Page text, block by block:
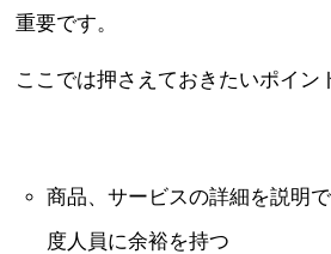
重要です。
ここでは押さえておきたいポイン
商品、サービスの詳細を説明
度人員に余裕を持つ